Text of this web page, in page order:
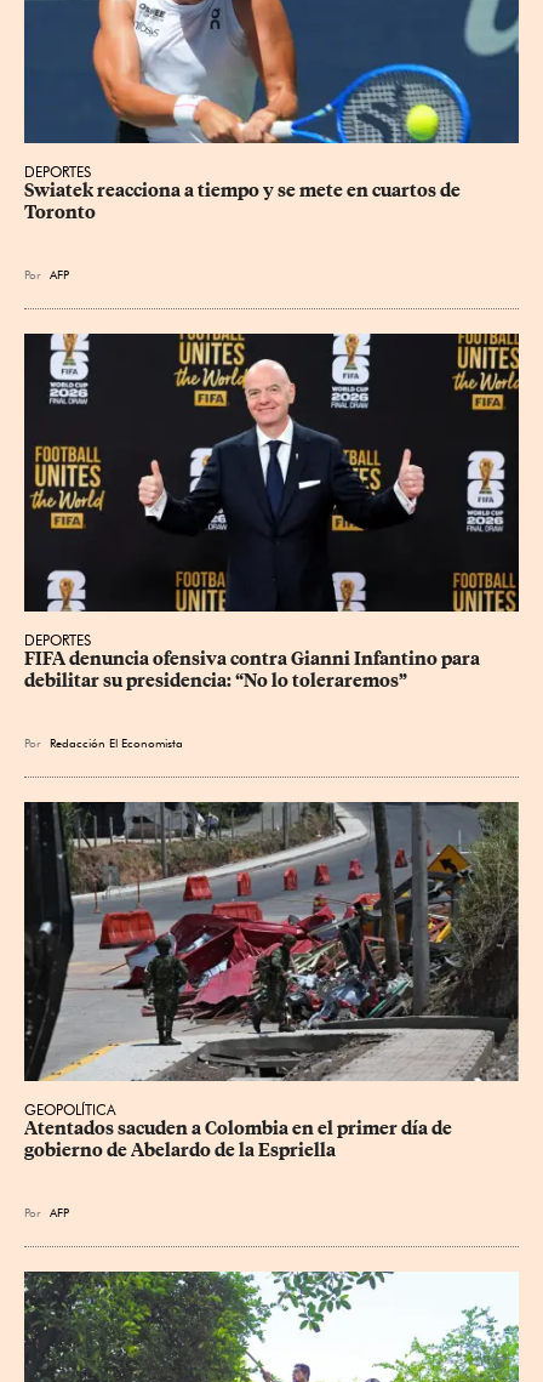
DEPORTES
Swiatek reacciona a tiempo y se mete en cuartos de
Toronto
Por AFP
DEPORTES
FIFA denuncia ofensiva contra Gianni Infantino para
debilitar su presidencia: “No lo toleraremos”
Por Redacción El Economista
GEOPOLÍTICA
Atentados sacuden a Colombia en el primer día de
gobierno de Abelardo de la Espriella
Por AFP